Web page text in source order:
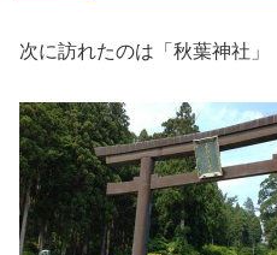
次に訪れたのは「秋葉神社」